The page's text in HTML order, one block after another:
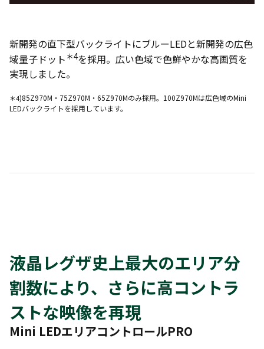
新開発の直下型バックライトにブルーLEDと新開発の広色
域量子ドット ＊4を採用。広い色域で色鮮やかな高画質を
実現しました。
＊4)85Z970M・75Z970M・65Z970Mのみ採用。100Z970Mは広色域のMini
LEDバックライトを採用しています。
液晶レグザ史上最大のエリア分
割数により、さらに高コントラ
ストな映像を再現
Mini LEDエリアコントロールPRO